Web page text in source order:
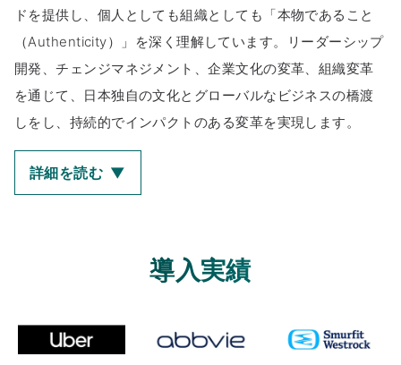
ドを提供し、個人としても組織としても「本物であること
（Authenticity）」を深く理解しています。リーダーシップ
開発、チェンジマネジメント、企業文化の変革、組織変革
を通じて、日本独自の文化とグローバルなビジネスの橋渡
しをし、持続的でインパクトのある変革を実現します。
詳細を読む ▼
導入実績